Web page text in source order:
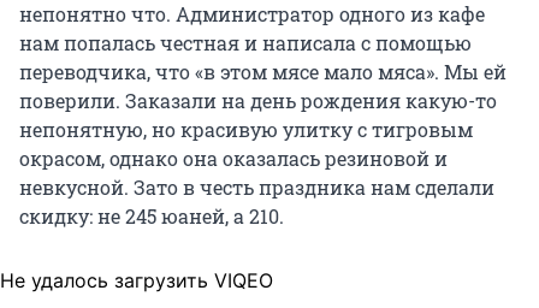
непонятно что. Администратор одного из кафе
нам попалась честная и написала с помощью
переводчика, что «в этом мясе мало мяса». Мы ей
поверили. Заказали на день рождения какую-то
непонятную, но красивую улитку с тигровым
окрасом, однако она оказалась резиновой и
невкусной. Зато в честь праздника нам сделали
скидку:не 245 юаней, а 210.
Не удалось загрузить VIQEO